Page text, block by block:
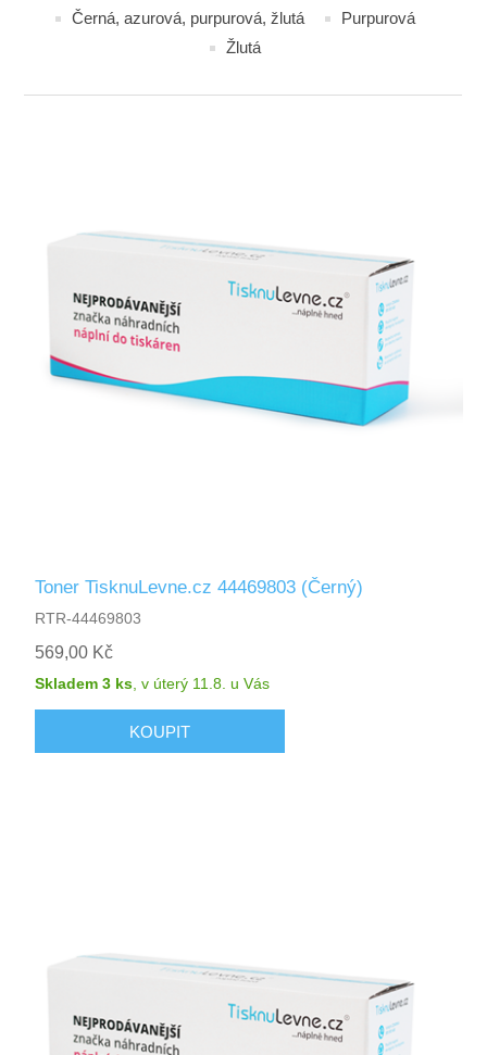
Černá, azurová, purpurová, žlutá
Purpurová
Žlutá
Toner TisknuLevne.cz 44469803 (Černý)
RTR-44469803
569,00 Kč
Skladem 3 ks,v úterý 11.8. u Vás